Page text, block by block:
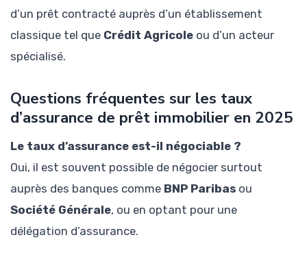
d’un prêt contracté auprès d’un établissement
classique tel que Crédit Agricole ou d’un acteur
spécialisé.
Questions fréquentes sur les taux
d’assurance de prêt immobilier en 2025
Le taux d’assurance est-il négociable ?
Oui, il est souvent possible de négocier surtout
auprès des banques comme BNP Paribas ou
Société Générale, ou en optant pour une
délégation d’assurance.